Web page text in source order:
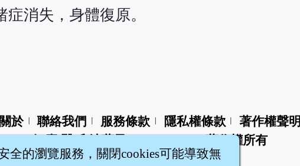
消失，身體復原。
關於 聯絡我們 服務條款 隱私權條款
著作權聲明
著作權所有
全的瀏覽服務，關閉cookies可能導致無